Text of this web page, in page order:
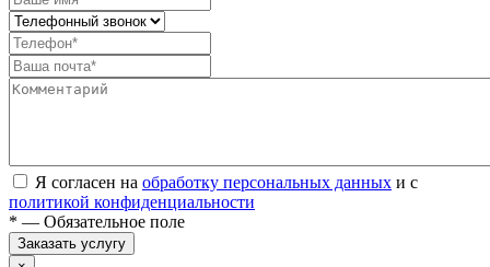
Я согласен на обработку персональных данных и с
политикой конфиденциальности
* — Обязательное поле
Заказать услугу